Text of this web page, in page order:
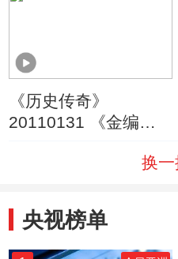
《历史传奇》
20110131 《金编钟
换一
央视榜单